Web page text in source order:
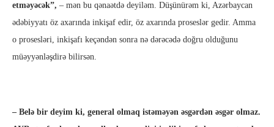
etməyəcək”, – mən bu qənaətdə deyiləm. Düşünürəm ki, Azərbaycan
ədəbiyyatı öz axarında inkişaf edir, öz axarında proseslər gedir. Amma
o prosesləri, inkişafı keçəndən sonra nə dərəcədə doğru olduğunu
müəyyənləşdirə bilirsən.
– Belə bir deyim ki, general olmaq istəməyən əsgərdən əsgər olmaz.